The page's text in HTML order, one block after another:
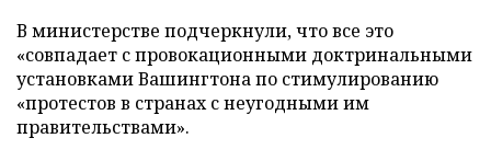
В министерстве подчеркнули, что все это
«совпадает с провокационными доктринальными
установками Вашингтона по стимулированию
«протестов в странах с неугодными им
правительствами».